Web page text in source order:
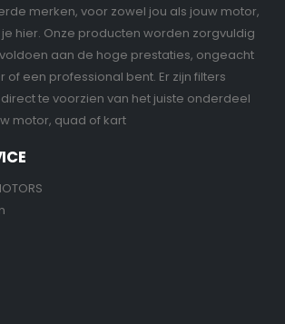
merken, voor zowel jou als jouw motor,
hier. Onze producten worden zorgvuldig
aan de hoge prestaties, ongeacht
of een professional bent. Er zijn filters
te voorzien van het juiste onderdeel
motor, quad of kart